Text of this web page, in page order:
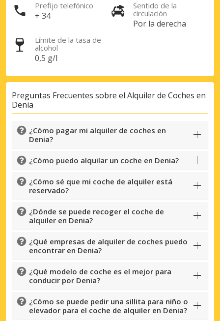
Prefijo telefónico
+ 34
Sentido de la
circulación
Por la derecha
Límite de la tasa de
alcohol
0,5 g/l
Preguntas Frecuentes sobre el Alquiler de Coches en
Denia
¿Cómo pagar mi alquiler de coches en
Denia?
¿Cómo puedo alquilar un coche en Denia?
¿Cómo sé que mi coche de alquiler está
reservado?
¿Dónde se puede recoger el coche de
alquiler en Denia?
¿Qué empresas de alquiler de coches puedo
encontrar en Denia?
¿Qué modelo de coche es el mejor para
conducir por Denia?
¿Cómo se puede pedir una sillita para niño o
elevador para el coche de alquiler en Denia?